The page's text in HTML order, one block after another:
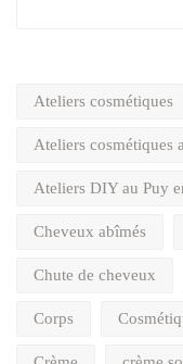
Ateliers cosmétiques
Ateliers cosmétiques
Ateliers DIY au Puy
Cheveux abîmés
Chute de cheveux
Corps